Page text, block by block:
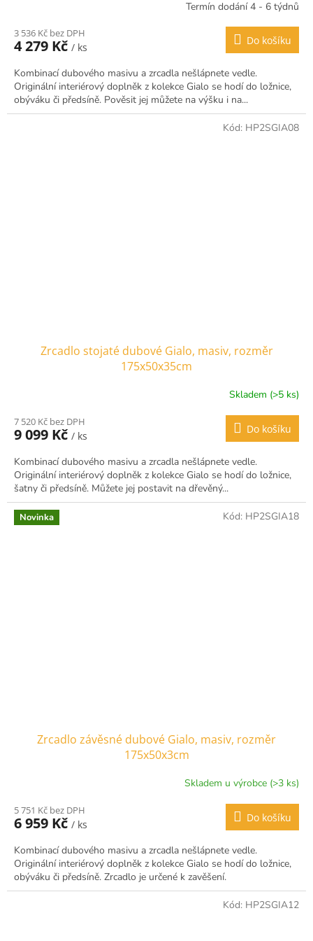
produktu
je
z
5
hvězdiček.
Termín dodání 4 - 6 týdnů
3 536 Kč bez DPH
4 279 Kč / ks
Do košíku
Kombinací dubového masivu a zrcadla nešlápnete vedle.
Originální interiérový doplněk z kolekce Gialo se hodí do ložnice,
obýváku či předsíně. Pověsit jej můžete na výšku i na...
Zrcadlo stojaté dubové Gialo, masiv, rozměr
175x50x35cm
produktu
je
z
5
hvězdiček.
Skladem (>5 ks)
7 520 Kč bez DPH
9 099 Kč / ks
Do košíku
Kombinací dubového masivu a zrcadla nešlápnete vedle.
Originální interiérový doplněk z kolekce Gialo se hodí do ložnice,
šatny či předsíně. Můžete jej postavit na dřevěný...
Kód: HP2SGIA08
Novinka
Zrcadlo závěsné dubové Gialo, masiv, rozměr
175x50x3cm
Skladem u výrobce (>3 ks)
5 751 Kč bez DPH
6 959 Kč / ks
Do košíku
Kombinací dubového masivu a zrcadla nešlápnete vedle.
Originální interiérový doplněk z kolekce Gialo se hodí do ložnice,
obýváku či předsíně. Zrcadlo je určené k zavěšení.
Kód: HP2SGIA18
Kód: HP2SGIA12